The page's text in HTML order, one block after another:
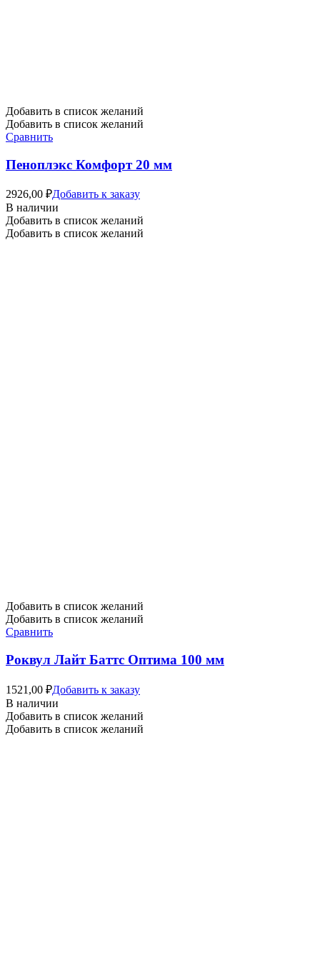
Добавить в список желаний
Добавить в список желаний
Сравнить
Пеноплэкс Комфорт 20 мм
2926,00 ₽Добавить к заказу
В наличии
Добавить в список желаний
Добавить в список желаний
Добавить в список желаний
Добавить в список желаний
Сравнить
Роквул Лайт Баттс Оптима 100 мм
1521,00 ₽Добавить к заказу
В наличии
Добавить в список желаний
Добавить в список желаний